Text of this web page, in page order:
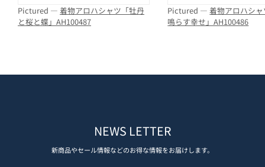
Pictured — 着物アロハシャツ「牡丹
と桜と蝶」AH100487
Pictured —着物アロハシ
鳴らす幸せ」AH100486
NEWS LETTER
新商品やセール情報などのお得な情報をお届けします。